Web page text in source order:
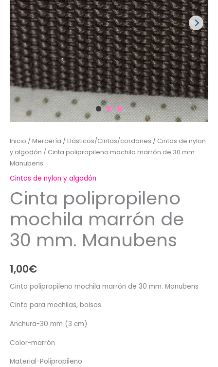
Inicio / Mercería / Elásticos/Cintas/cordones / Cintas de nylon
y algodón / Cinta polipropileno mochila marrón de 30 mm.
Manubens
Cintas de nylon y algodón
Cinta polipropileno
mochila marrón de
30 mm. Manubens
1,00€
Cinta polipropileno mochila marrón de 30 mm. Manubens
Cinta para mochilas, bolsos
Anchura-30 mm (3 cm)
Color-marrón
Material-Polipropileno